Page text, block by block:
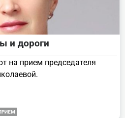
и дороги
на прием председателя